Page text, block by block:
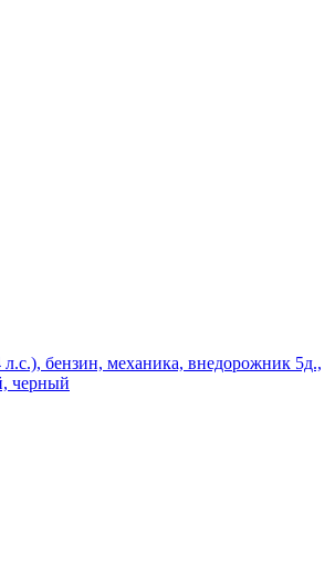
бензин, механика, внедорожник 5д.,
черный